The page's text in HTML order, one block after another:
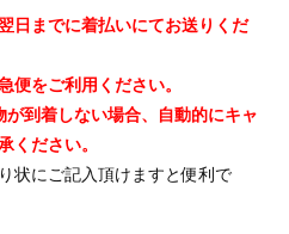
日までに着払いにてお送りくだ
便をご利用ください。
が到着しない場合、自動的にキャ
ください。
状にご記入頂けますと便利で